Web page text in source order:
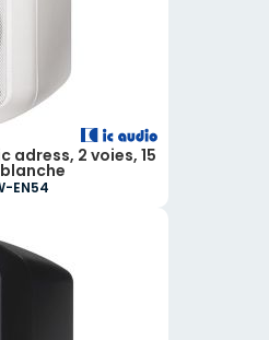
adress, 2 voies, 15
blanche
EN54